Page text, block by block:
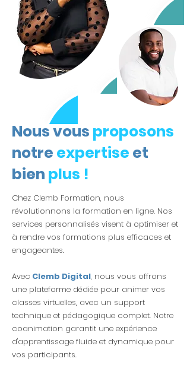
Nous vous proposons
notre expertise et
bien plus !
Chez Clemb Formation, nous
révolutionnons la formation en ligne. Nos
services personnalisés visent à optimiser et
à rendre vos formations plus efficaces et
engageantes.
Avec Clemb Digital, nous vous offrons
une plateforme dédiée pour animer vos
classes virtuelles, avec un support
technique et pédagogique complet. Notre
coanimation garantit une expérience
d'apprentissage fluide et dynamique pour
vos participants.